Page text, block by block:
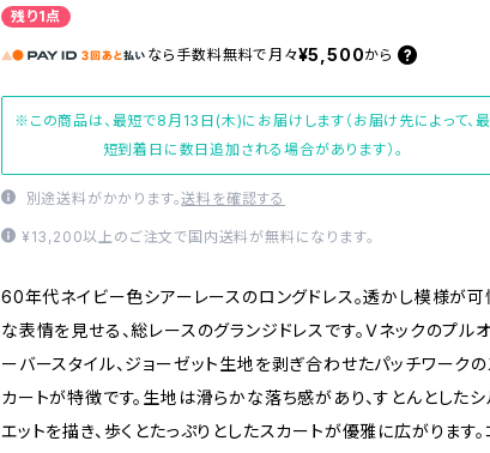
残り1点
なら 手数料無料で 月々¥5,500から
※この商品は、最短で8月13日(木)にお届けします（お届け先によって、最
短到着日に数日追加される場合があります）。
別途送料がかかります。送料を確認する
¥13,200以上のご注文で国内送料が無料になります。
60年代ネイビー色シアーレースのロングドレス。透かし模様が可
な表情を見せる、総レースのグランジドレスです。Ｖネックのプルオ
ーバースタイル、ジョーゼット生地を剥ぎ合わせたパッチワークの
カートが特徴です。生地は滑らかな落ち感があり、すとんとしたシ
エットを描き、歩くとたっぷりとしたスカートが優雅に広がります。